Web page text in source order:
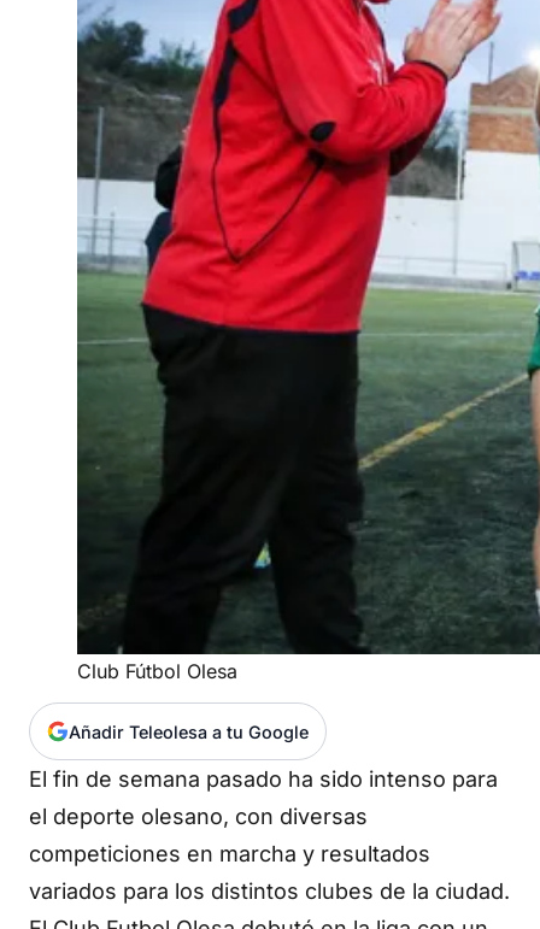
Club Fútbol Olesa
Añadir Teleolesa a tu Google
El fin de semana pasado ha sido intenso para
el deporte olesano, con diversas
competiciones en marcha y resultados
variados para los distintos clubes de la ciudad.